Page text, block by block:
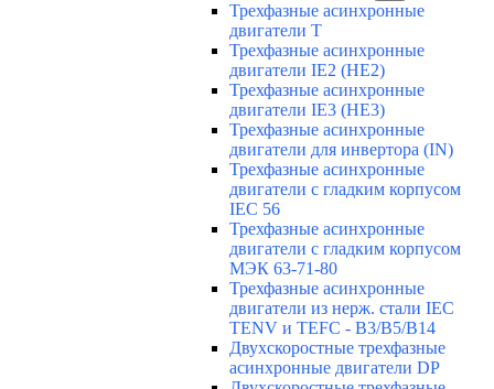
Трехфазные асинхронные
двигатели Т
Трехфазные асинхронные
двигатели IE2 (HE2)
Трехфазные асинхронные
двигатели IE3 (HE3)
Трехфазные асинхронные
двигатели для инвертора (IN)
Трехфазные асинхронные
двигатели с гладким корпусом
IEC 56
Трехфазные асинхронные
двигатели с гладким корпусом
МЭК 63-71-80
Трехфазные асинхронные
двигатели из нерж. стали IEC
TENV и TEFC - B3/B5/B14
Двухскоростные трехфазные
асинхронные двигатели DP